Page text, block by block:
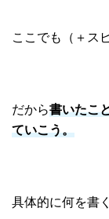
ここでも（＋ス
だから書いたこ
ていこう。
具体的に何を書く